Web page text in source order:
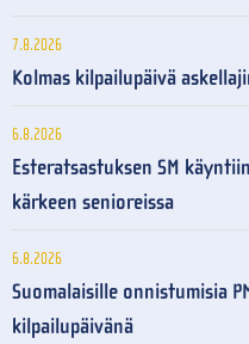
7.8.2026
Kolmas kilpailupäivä
6.8.2026
Esteratsastuksen SM
kärkeen senioreissa
6.8.2026
Suomalaisille onnistumisia
kilpailupäivänä